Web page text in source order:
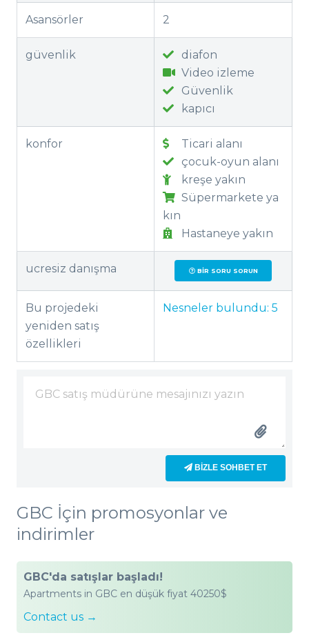
Asansörler 2
güvenlik
diafon
Video izleme
Güvenlik
kapıcı
konfor
Ticari alanı
çocuk-oyun alanı
kreşe yakın
Süpermarkete ya
kın
Hastaneye yakın
ucresiz danışma BIR SORU SORUN
Bu projedeki
yeniden satış
özellikleri
Nesneler bulundu: 5
BIZLE SOHBET ET
GBC İçin promosyonlar ve
indirimler
GBC'da satışlar başladı!
Apartments in GBC en düşük fiyat 40250$
Contact us →